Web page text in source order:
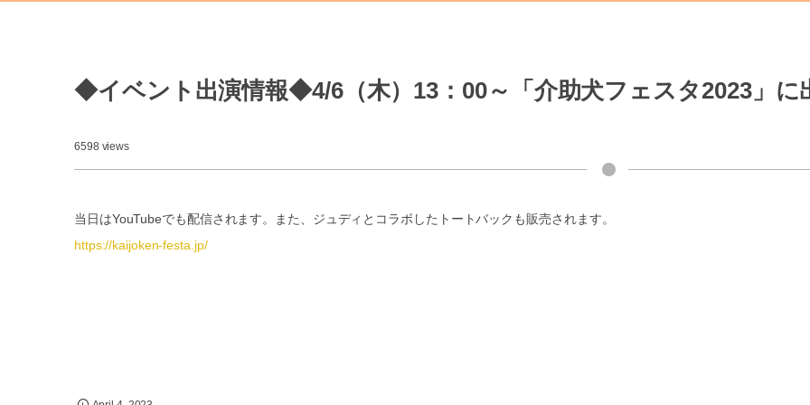
◆イベント出演情報◆4/6（木）13：00～「介助犬フェスタ2023」に
6598 views
当日はYouTubeでも配信されます。また、ジュディとコラボしたトートバックも販売されます。
https://kaijoken-festa.jp/